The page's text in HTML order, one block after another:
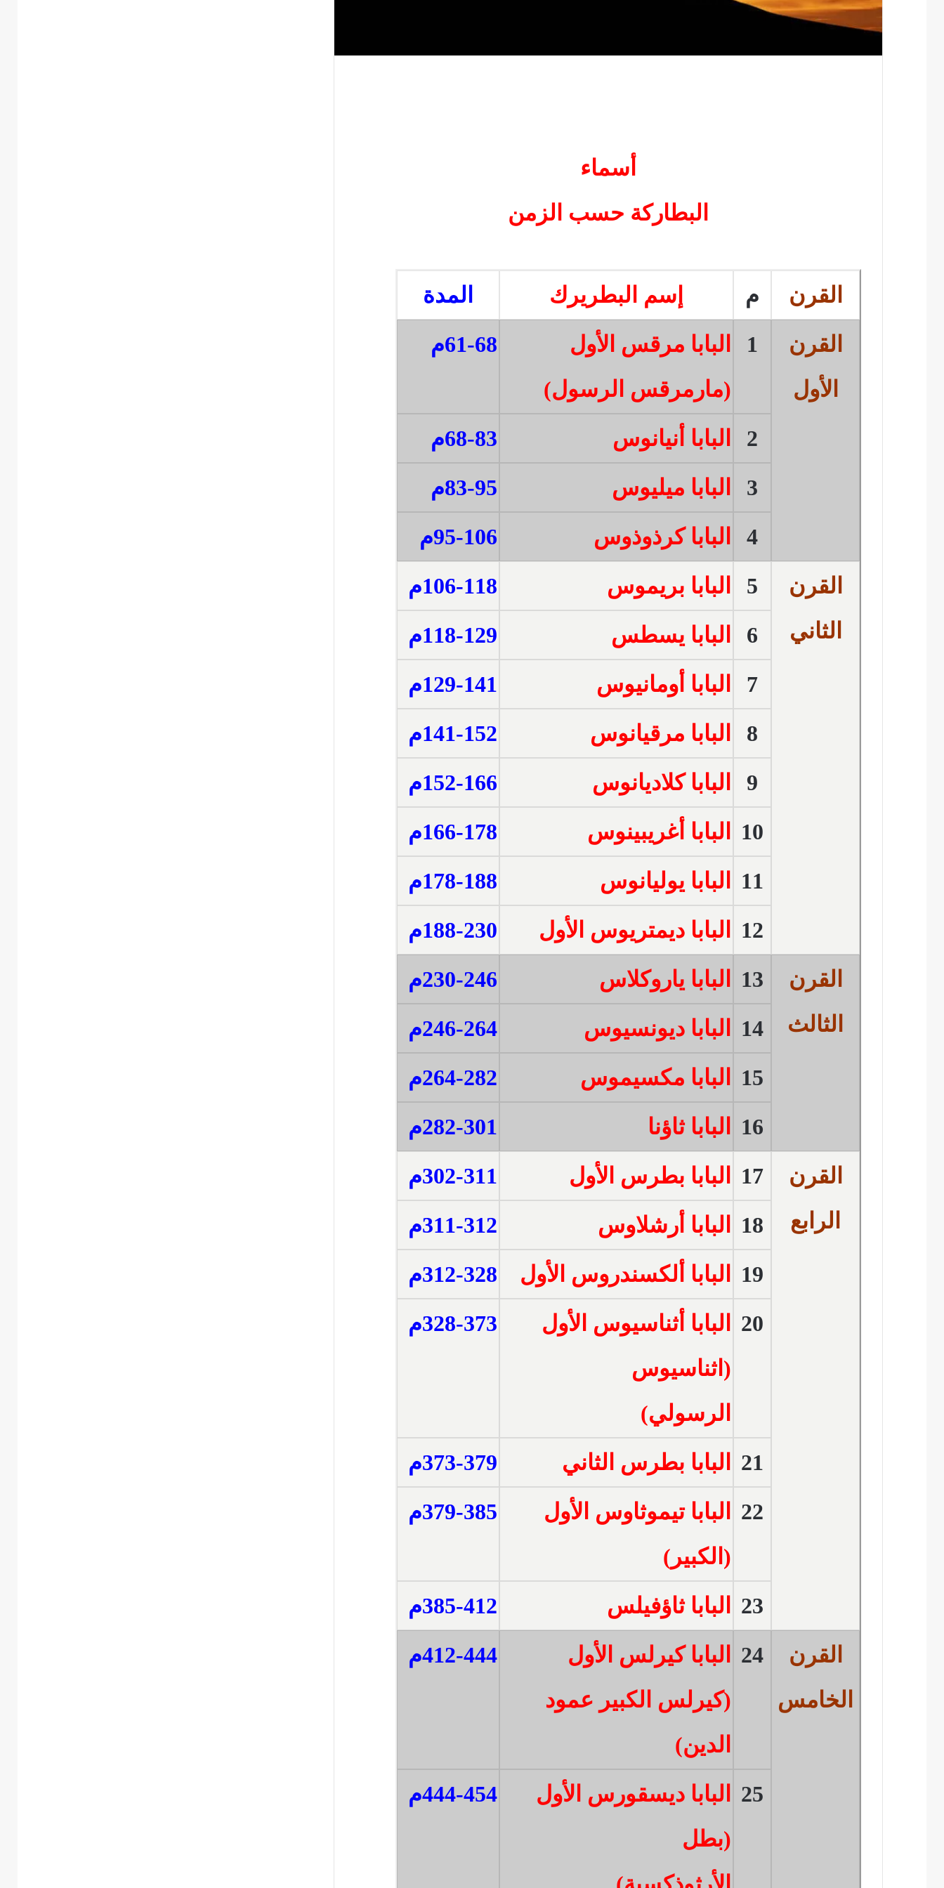
أسماء
البطاركة حسب الزمن
القرن م إسم البطريرك
المدة
القرن
الأول
1
البابا مرقس الأول
(مارمرقس الرسول)
61-68م
2 البابا أنيانوس
68-83م
3
البابا ميليوس
83-95م
4
البابا كرذوذوس
95-106م
القرن
الثاني
5 البابا بريموس
106-118م
6
البابا يسطس
118-129م
7
البابا أومانيوس
129-141م
8
البابا مرقيانوس
141-152م
9
البابا كلاديانوس
152-166م
10
البابا أغريبينوس
166-178م
11
البابا يوليانوس
178-188م
12
البابا ديمتريوس الأول
188-230م
القرن
الثالث
13 البابا ياروكلاس
230-246م
14
البابا ديونسيوس
246-264م
15
البابا مكسيموس
264-282م
16
البابا ثاؤنا
282-301م
القرن
الرابع
17 البابا بطرس الأول
302-311م
18
البابا أرشلاوس
311-312م
19
البابا ألكسندروس الأول
312-328م
20
البابا أثناسيوس الأول
(اثناسيوس
الرسولي)
328-373م
21 البابا بطرس الثاني
373-379م
22
البابا تيموثاوس الأول
(الكبير)
379-385م
23 البابا ثاؤفيلس
385-412م
القرن
الخامس
24
البابا كيرلس الأول
(كيرلس الكبير عمود
الدين)
412-444م
25
البابا ديسقورس الأول
(بطل
444-454م